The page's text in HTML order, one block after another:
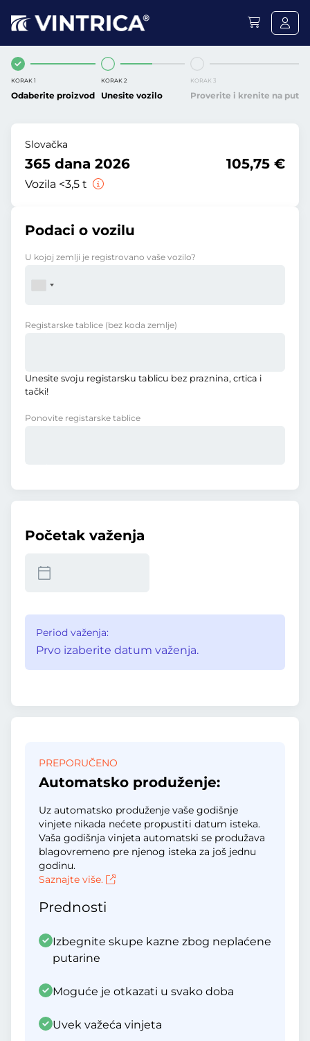
KORAK 1
Odaberite proizvod
KORAK 2
Unesite vozilo
KORAK 3
Proverite i krenite na put
Slovačka
365 dana 2026
Vozila <3,5 t
105,75 €
Podaci o vozilu
U kojoj zemlji je registrovano vaše vozilo?
Registarske tablice (bez koda zemlje)
Unesite svoju registarsku tablicu bez praznina, crtica i
tački!
Ponovite registarske tablice
Početak važenja
Period važenja:
Prvo izaberite datum važenja.
PREPORUČENO
Automatsko produženje:
Uz automatsko produženje vaše godišnje
vinjete nikada nećete propustiti datum isteka.
Vaša godišnja vinjeta automatski se produžava
blagovremeno pre njenog isteka za još jednu
godinu.
Saznajte više.
Prednosti
Izbegnite skupe kazne zbog neplaćene
putarine
Moguće je otkazati u svako doba
Uvek važeća vinjeta